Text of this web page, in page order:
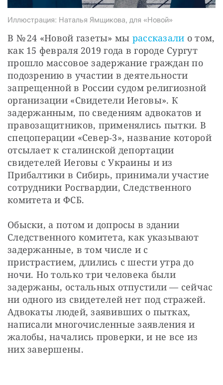
Иллюстрация: Наталья Ямщикова, для «Новой»
В № 24 «Новой газеты» мы рассказали о том,
как 15 февраля 2019 года в городе Сургут
прошло массовое задержание граждан по
подозрению в участии в деятельности
запрещенной в России судом религиозной
организации «Свидетели Иеговы». К
задержанным, по сведениям адвокатов и
правозащитников, применялись пытки. В
спецоперации «Север‑3», название которой
отсылает к сталинской депортации
свидетелей Иеговы с Украины и из
Прибалтики в Сибирь, принимали участие
сотрудники Росгвардии, Следственного
комитета и ФСБ.
Обыски, а потом и допросы в здании
Следственного комитета, как указывают
задержанные, в том числе и с
пристрастием, длились с шести утра до
ночи. Но только три человека были
задержаны, остальных отпустили — ​сейчас
ни одного из свидетелей нет под стражей.
Адвокаты людей, заявивших о пытках,
написали многочисленные заявления и
жалобы, начались проверки, и не все из
них завершены.